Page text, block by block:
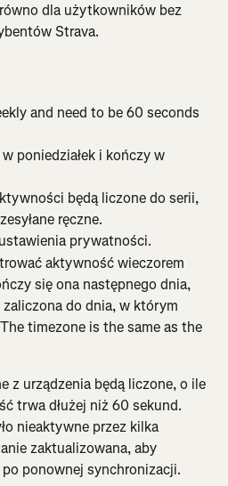
dla użytkowników bez
Strava.
and need to be 60 seconds
poniedziałek i kończy w
będą liczone do serii,
ręczne.
prywatności.
aktywność wieczorem
się ona następnego dnia,
do dnia, w którym
timezone is the same as the
z urządzenia będą liczone, o ile
trwa dłużej niż 60 sekund.
nieaktywne przez kilka
zaktualizowana, aby
ponownej synchronizacji.